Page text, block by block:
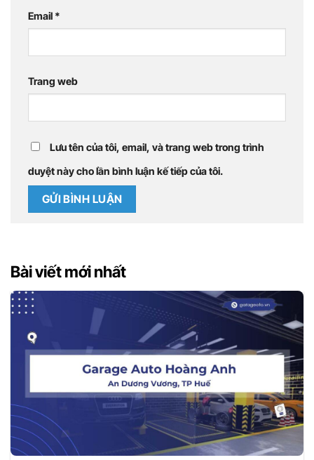
Email *
Trang web
Lưu tên của tôi, email, và trang web trong trình
duyệt này cho lần bình luận kế tiếp của tôi.
Bài viết mới nhất